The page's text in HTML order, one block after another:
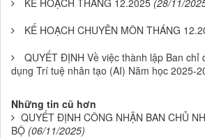
KẾ HOẠCH THÁNG 12.2025 (28/11/
KẾ HOẠCH CHUYÊN MÔN THÁNG
QUYẾT ĐỊNH Về việc thành lập Ban chỉ
dụng Trí tuệ nhân tạo (AI) Năm học 2025-
Những tin cũ hơn
QUYẾT ĐỊNH CÔNG NHẬN BAN CHỦ
BỘ (06/11/2025)